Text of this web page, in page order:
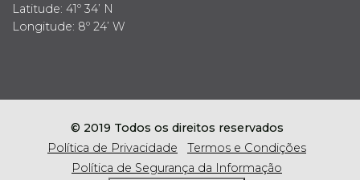
Latitude: 41º 34’ N
Longitude: 8º 24’ W
© 2019 Todos os direitos reservados
Política de Privacidade
Termos e Condições
Política de Segurança da Informação